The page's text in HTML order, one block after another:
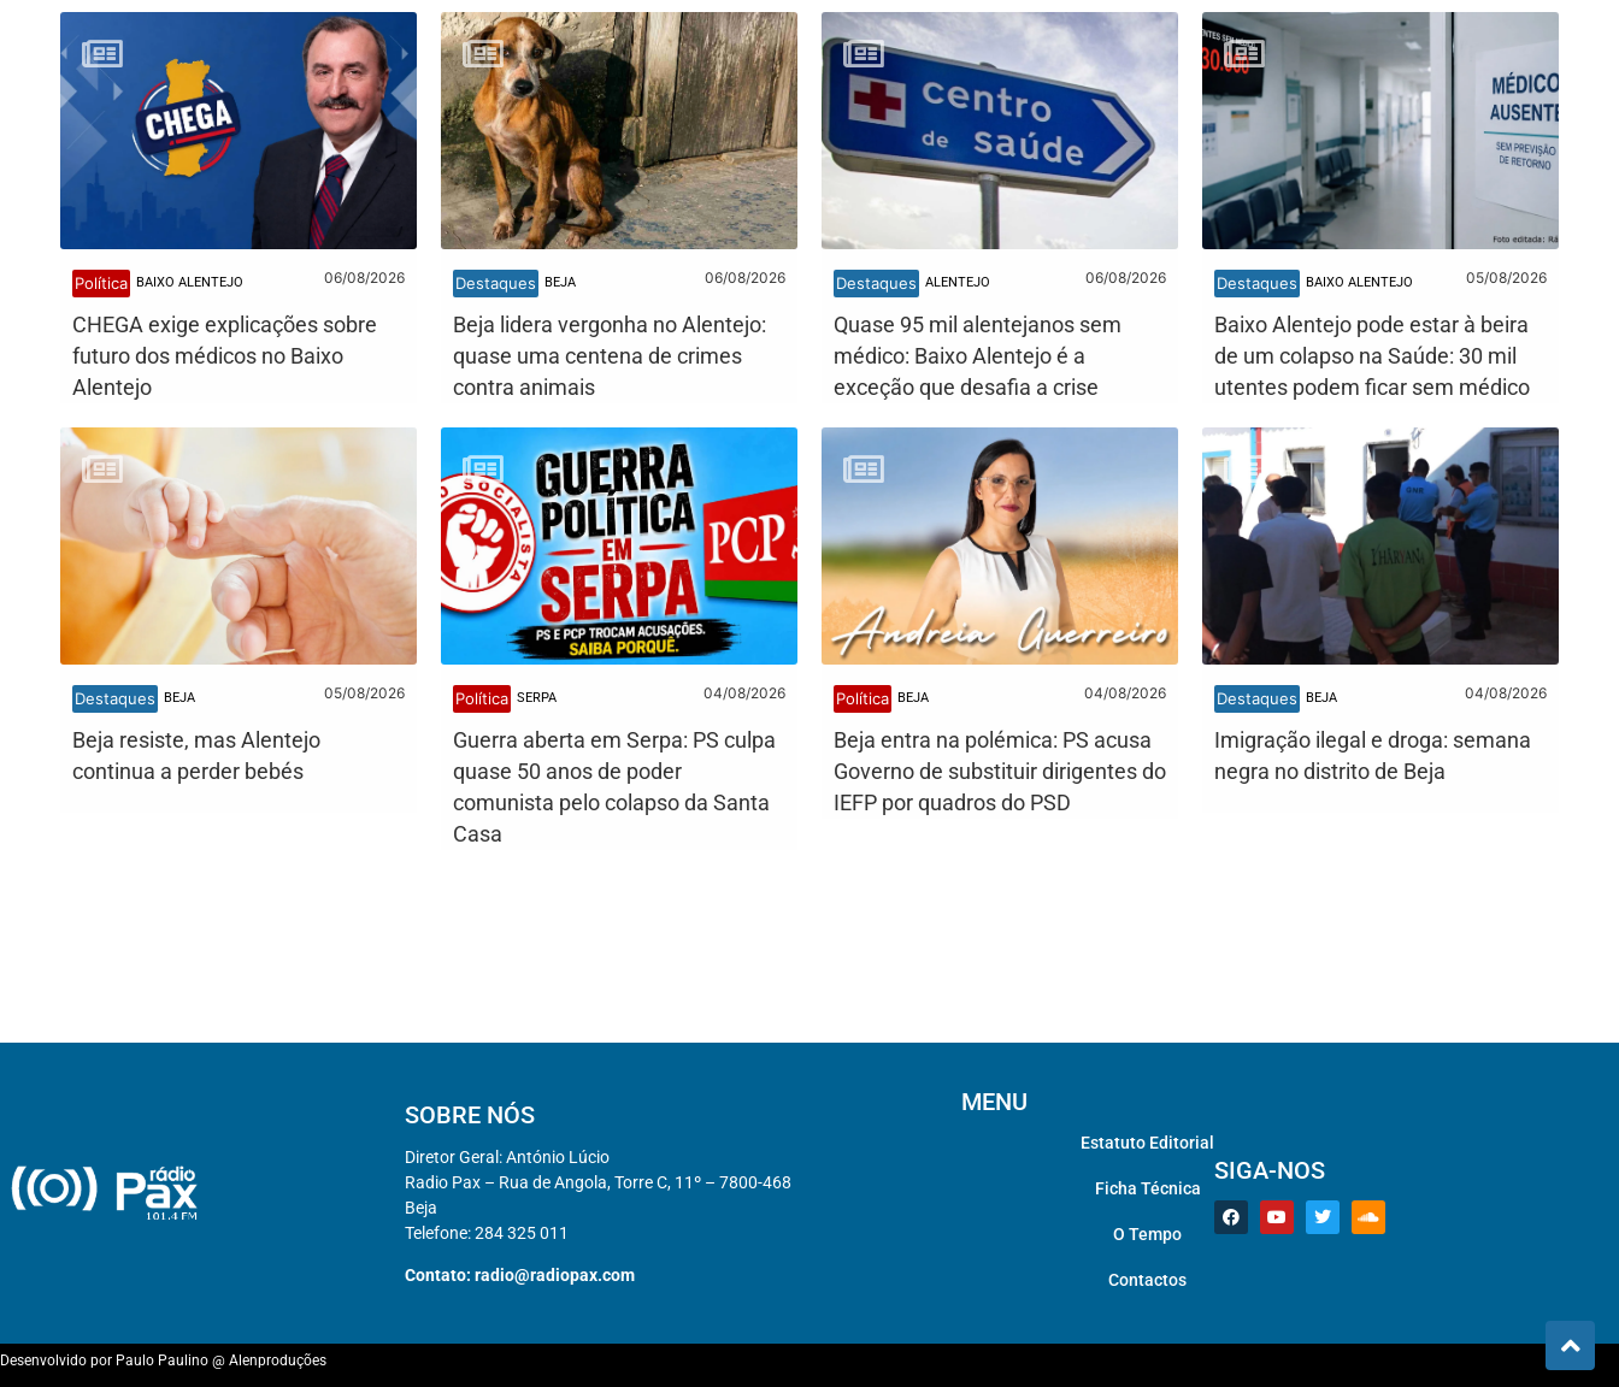
Política BAIXO ALENTEJO 06/08/2026
CHEGA exige explicações sobre
futuro dos médicos no Baixo
Alentejo
Destaques BEJA 06/08/2026
Beja lidera vergonha no Alentejo:
quase uma centena de crimes
contra animais
Destaques ALENTEJO 06/08/2026
Quase 95 mil alentejanos sem
médico: Baixo Alentejo é a
exceção que desafia a crise
Destaques BAIXO ALENTEJO 05/08/2026
Baixo Alentejo pode estar à beira
de um colapso na Saúde: 30 mil
utentes podem ficar sem médico
Destaques BEJA 05/08/2026
Beja resiste, mas Alentejo
continua a perder bebés
Política SERPA 04/08/2026
Guerra aberta em Serpa: PS culpa
quase 50 anos de poder
comunista pelo colapso da Santa
Casa
Política BEJA 04/08/2026
Beja entra na polémica: PS acusa
Governo de substituir dirigentes do
IEFP por quadros do PSD
Destaques BEJA 04/08/2026
Imigração ilegal e droga: semana
negra no distrito de Beja
SOBRE NÓS
Diretor Geral: António Lúcio
Radio Pax – Rua de Angola, Torre C, 11º – 7800-468
Beja
Telefone: 284 325 011
Contato: radio@radiopax.com
SIGA-NOS
MENU
Estatuto Editorial
Ficha Técnica
O Tempo
Contactos
Desenvolvido por Paulo Paulino @ Alenproduções